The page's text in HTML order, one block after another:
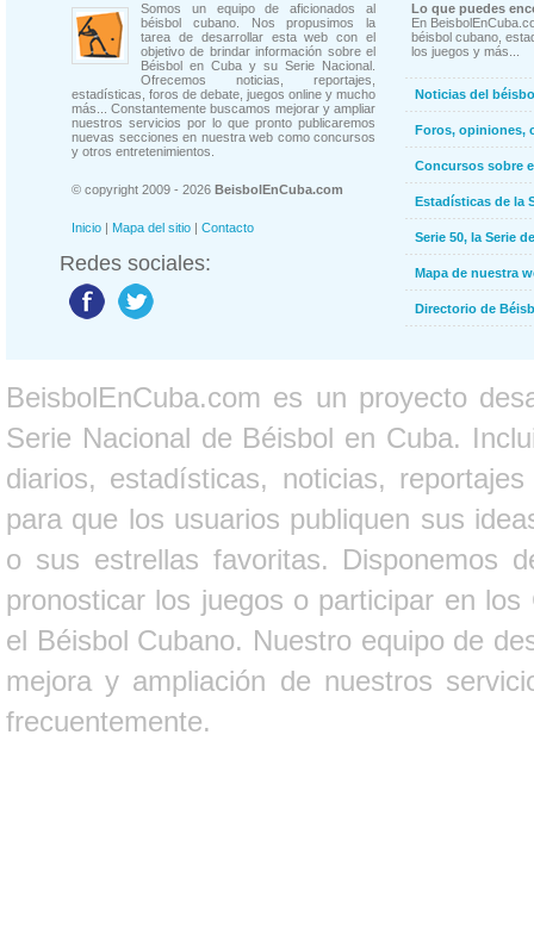
Somos un equipo de aficionados al
béisbol cubano. Nos propusimos la
tarea de desarrollar esta web con el
objetivo de brindar información sobre el
Béisbol en Cuba y su Serie Nacional.
Ofrecemos noticias, reportajes,
estadísticas, foros de debate, juegos online y mucho
más... Constantemente buscamos mejorar y ampliar
nuestros servicios por lo que pronto publicaremos
nuevas secciones en nuestra web como concursos
y otros entretenimientos.
© copyright 2009 - 2026 BeisbolEnCuba.com
Inicio | Mapa del sitio | Contacto
Redes sociales:
Lo que puedes
En
béisbol cubano,
los juegos y más...
Noticias del
Foros, opiniones,
Concursos sobre
Estadísticas de la
Serie 50, la Serie
Mapa de nuestra
Directorio de
BeisbolEnCuba.com es un proyecto
Serie Nacional de Béisbol en Cuba.
diarios, estadísticas, noticias,
para que los usuarios publiquen sus
o sus estrellas favoritas. Disponemos
pronosticar los juegos o participar en
el Béisbol Cubano. Nuestro equipo de
mejora y ampliación de nuestros
frecuentemente.